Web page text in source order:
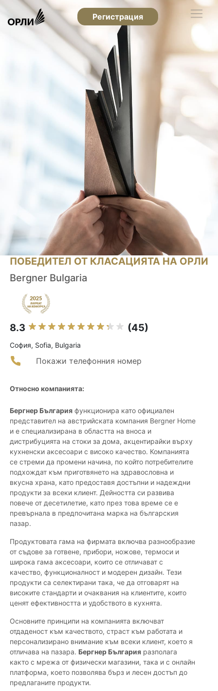
Регистрация
ПОБЕДИТЕЛ ОТ КЛАСАЦИЯТА НА ОРЛИ
Bergner Bulgaria
8.3 (45)
София, Sofia, Bulgaria
Покажи телефонния номер
Относно компанията:
Бергнер България функционира като официален
представител на австрийската компания Bergner Home
и е специализирана в областта на вноса и
дистрибуцията на стоки за дома, акцентирайки върху
кухненски аксесоари с високо качество. Компанията
се стреми да промени начина, по който потребителите
подхождат към приготвянето на здравословна и
вкусна храна, като предоставя достъпни и надеждни
продукти за всеки клиент. Дейността си развива
повече от десетилетие, като през това време се е
превърнала в предпочитана марка на българския
пазар.
Продуктовата гама на фирмата включва разнообразие
от съдове за готвене, прибори, ножове, термоси и
широка гама аксесоари, които се отличават с
качество, функционалност и модерен дизайн. Тези
продукти са селектирани така, че да отговарят на
високите стандарти и очаквания на клиентите, които
ценят ефективността и удобството в кухнята.
Основните принципи на компанията включват
отдаденост към качеството, страст към работата и
персонализирано внимание към всеки клиент, което я
отличава на пазара. Бергнер България разполага
както с мрежа от физически магазини, така и с онлайн
платформа, което позволява бърз и лесен достъп до
предлаганите продукти.